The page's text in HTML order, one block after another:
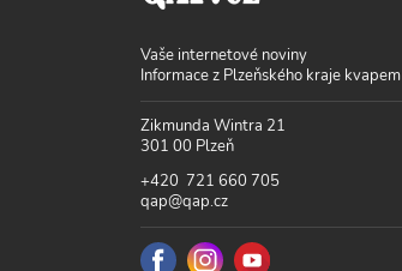
Vaše internetové noviny
Informace z Plzeňského kraje kvapem
Zikmunda Wintra 21
301 00 Plzeň
+420 721 660 705
qap@qap.cz